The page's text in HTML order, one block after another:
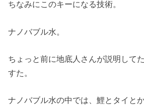
ちなみにこのキーになる技術。
ナノバブル水。
ちょっと前に地底人さんが説明して
すた。
ナノバブル水の中では、鯉とタイとか